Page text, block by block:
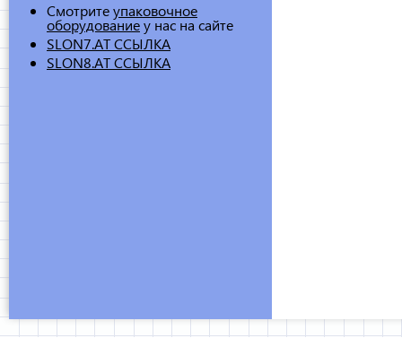
Смотритеупаковочное
оборудованиеу нас на сайте
SLON7.AT ССЫЛКА
SLON8.AT ССЫЛКА